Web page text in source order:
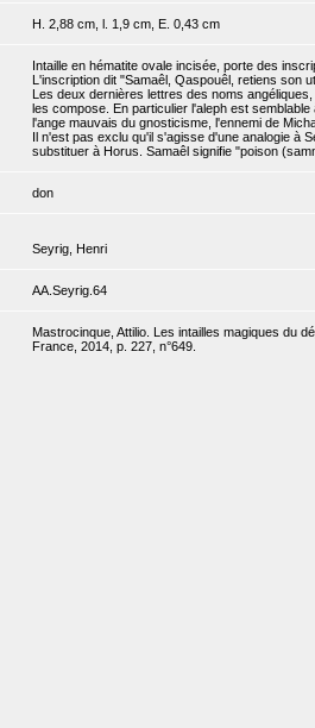
H. 2,88 cm, l. 1,9 cm, E. 0,43 cm
Intaille en hématite ovale incisée, porte des
L'inscription dit "Samaêl, Qaspouêl, retiens son
Les deux dernières lettres des noms
les compose. En particulier l'aleph est
l'ange mauvais du gnosticisme, l'ennemi de
Il n'est pas exclu qu'il s'agisse d'une analogie à
substituer à Horus. Samaêl signifie "poison
don
Seyrig, Henri
AA.Seyrig.64
Mastrocinque, Attilio. Les intailles magiques du
France, 2014, p. 227, n°649.